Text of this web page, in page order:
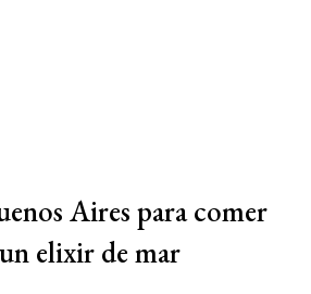
Aires para comer
elixir de mar